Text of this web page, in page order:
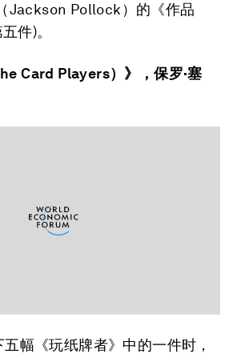
Jackson Pollock）的《作品
件)。
Card Players）》，保罗·塞
幅《玩纸牌者》中的一件时，